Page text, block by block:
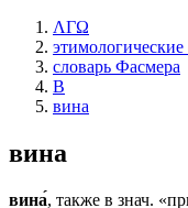
ΛΓΩ
этимологические
словарь Фасмера
В
вина
вина
вина́, также в знач.